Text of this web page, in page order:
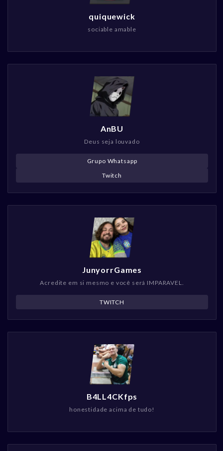
quiquewick
sociable amable
AnBU
Deus seja louvado
Grupo Whatsapp
Twitch
JunyorrGames
Acredite em si mesmo e você será IMPARAVEL.
TWITCH
B4LL4CKfps
honestidade acima de tudo!